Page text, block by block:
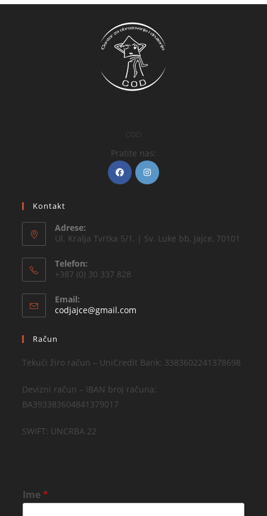
Pratite nas:
Kontakt
Adrese:
Ul. Kralja Tvrtka 5/1, | Sv. Luke bb, Jajce, 70101
Telefon:
+387 (0) 30 337 828
Email:
codjajce@gmail.com
Račun
Tekući žiro račun – UniCredit Bank: 3383602241378698
Devizni račun – IBAN broj računa:
BA393383604841379017
SWIFT: UNCRBA 22
Ime*